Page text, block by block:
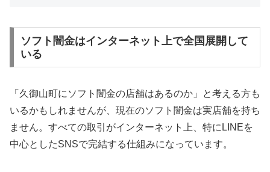
ソフト闇金はインターネット上で全国展開して
いる
「久御山町にソフト闇金の店舗はあるのか」と考える方も
いるかもしれませんが、現在のソフト闇金は実店舗を持ち
ません。すべての取引がインターネット上、特にLINEを
中心としたSNSで完結する仕組みになっています。